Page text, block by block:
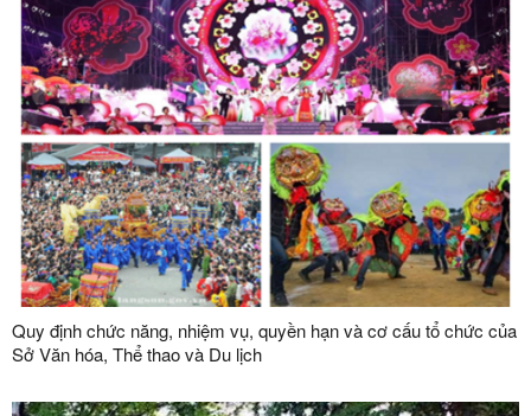
Quy định chức năng, nhiệm vụ, quyền hạn và cơ cấu tổ chức của
Sở Văn hóa, Thể thao và Du lịch